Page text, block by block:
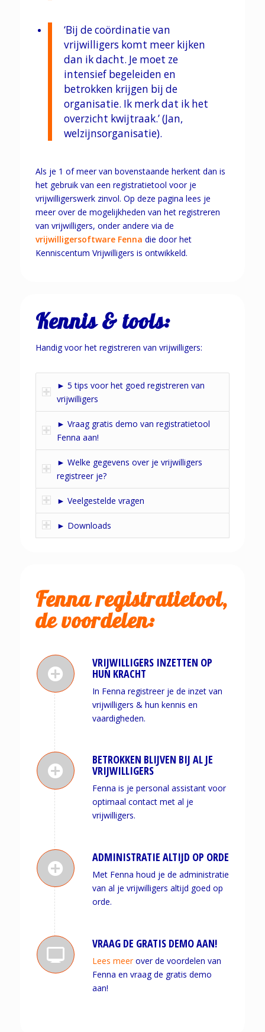
‘Bij de coördinatie van
vrijwilligers komt meer kijken
dan ik dacht. Je moet ze
intensief begeleiden en
betrokken krijgen bij de
organisatie. Ik merk dat ik het
overzicht kwijtraak.’ (Jan,
welzijnsorganisatie).
Als je 1 of meer van bovenstaande herkent dan is
het gebruik van een registratietool voor je
vrijwilligerswerk zinvol. Op deze pagina lees je
meer over de mogelijkheden van het registreren
van vrijwilligers, onder andere via de
vrijwilligersoftware Fenna die door het
Kenniscentum Vrijwilligers is ontwikkeld.
Kennis & tools:
Handig voor het registreren van vrijwilligers:
► 5 tips voor het goed registreren van
vrijwilligers
► Vraag gratis demo van registratietool
Fenna aan!
► Welke gegevens over je vrijwilligers
registreer je?
► Veelgestelde vragen
► Downloads
Fenna registratietool,
de voordelen:
VRIJWILLIGERS INZETTEN OP
HUN KRACHT
In Fenna registreer je de inzet van
vrijwilligers & hun kennis en
vaardigheden.
BETROKKEN BLIJVEN BIJ AL JE
VRIJWILLIGERS
Fenna is je personal assistant voor
optimaal contact met al je
vrijwilligers.
ADMINISTRATIE ALTIJD OP ORDE
Met Fenna houd je de administratie
van al je vrijwilligers altijd goed op
orde.
VRAAG DE GRATIS DEMO AAN!
Lees meerover de voordelen van
Fenna en vraag de gratis demo
aan!